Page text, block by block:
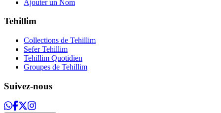
Ajouter un Nom
Tehillim
Collections de Tehillim
Sefer Tehillim
Tehillim Quotidien
Groupes de Tehillim
Suivez-nous